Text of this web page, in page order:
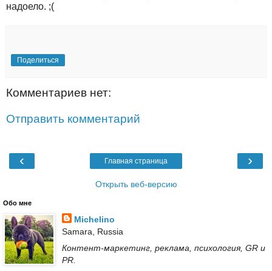
надоело. ;(
Поделиться
Комментариев нет:
Отправить комментарий
‹ ›
Главная страница
Открыть веб-версию
Обо мне
Michelino
Samara, Russia
Контент-маркетинг, реклама, психология, GR и
PR.